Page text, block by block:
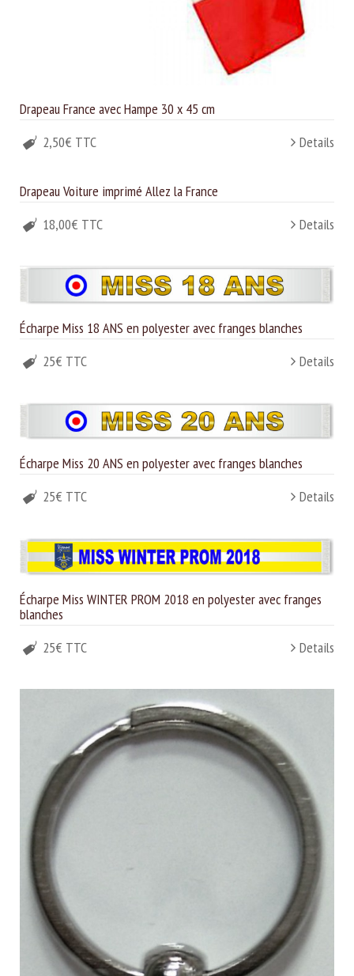
Drapeau France avec Hampe 30 x 45 cm
2,50€ TTC
Details
Drapeau Voiture imprimé Allez la France
18,00€ TTC
Details
Écharpe Miss 18 ANS en polyester avec franges blanches
25€ TTC
Details
Écharpe Miss 20 ANS en polyester avec franges blanches
25€ TTC
Details
Écharpe Miss WINTER PROM 2018 en polyester avec franges
blanches
25€ TTC
Details